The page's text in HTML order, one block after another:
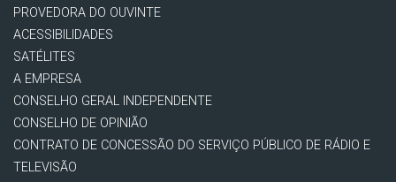
PROVEDORA DO OUVINTE
ACESSIBILIDADES
SATÉLITES
A EMPRESA
CONSELHO GERAL INDEPENDENTE
CONSELHO DE OPINIÃO
CONTRATO DE CONCESSÃO DO SERVIÇO PÚBLICO DE RÁDIO E
TELEVISÃO